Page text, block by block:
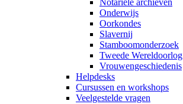
Notariële archieven
Onderwijs
Oorkondes
Slavernij
Stamboomonderzoek
Tweede Wereldoorlog
Vrouwengeschiedenis
Helpdesks
Cursussen en workshops
Veelgestelde vragen